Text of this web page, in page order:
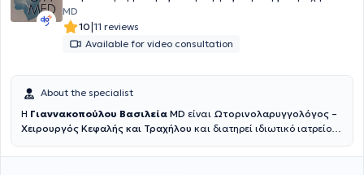
MD
10|11 reviews
Available for video consultation
About the specialist
Η Γιαννακοπούλου Βασιλεία MD είναι Ωτορινολαρυγγολόγος –
Χειρουργός Κεφαλής και Τραχήλου και διατηρεί ιδιωτικό ιατρείο
παθολογικό και χειρουργικό φάσμα της Ωτορινολαρυγγολογίας, με